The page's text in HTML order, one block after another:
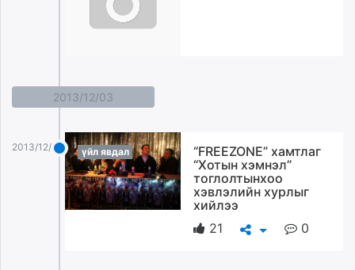
2013/12/03
2013/12/03 үйл явдал
“FREEZONE” хамтлаг
“Хотын хэмнэл”
тоглолтынхоо
хэвлэлийн хурлыг
хийлээ
21
0